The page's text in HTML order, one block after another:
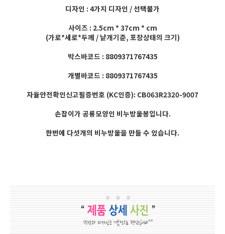
디자인 : 4가지 디자인 / 선택불가
사이즈 : 2.5cm * 37cm * cm
(가로*세로*두께 / 낱개기준, 포장상태의 크기)
박스바코드 : 8809371767435
개별바코드 : 8809371767435
자율안전확인신고필증번호 (KC인증): CB063R2320-9007
손잡이가 공룡모양인 비누방울봉입니다.
한번에 다섯개의 비누방울을 만들 수 있습니다.